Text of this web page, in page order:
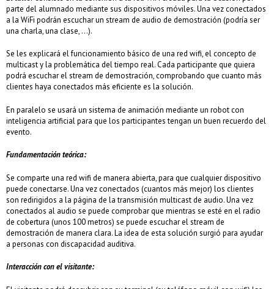
parte del alumnado mediante sus dispositivos móviles. Una vez conectados
a la WiFi podrán escuchar un stream de audio de demostración (podría ser
una charla, una clase, …).
Se les explicará el funcionamiento básico de una red wifi, el concepto de
multicast y la problemática del tiempo real. Cada participante que quiera
podrá escuchar el stream de demostración, comprobando que cuanto más
clientes haya conectados más eficiente es la solución.
En paralelo se usará un sistema de animación mediante un robot con
inteligencia artificial para que los participantes tengan un buen recuerdo del
evento.
Fundamentación teórica:
Se comparte una red wifi de manera abierta, para que cualquier dispositivo
puede conectarse. Una vez conectados (cuantos más mejor) los clientes
son redirigidos a la página de la transmisión multicast de audio. Una vez
conectados al audio se puede comprobar que mientras se esté en el radio
de cobertura (unos 100 metros) se puede escuchar el stream de
demostración de manera clara. La idea de esta solución surgió para ayudar
a personas con discapacidad auditiva.
Interacción con el visitante: